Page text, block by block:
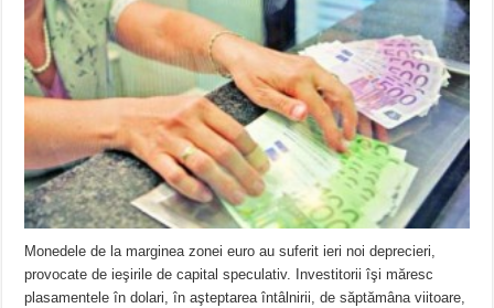
ANUNŢ OPRIRE APĂ în CARANSEBEȘ – 04.08.2026 – avarie – Calea
ANUNŢ OPRIRE APĂ în CARANSEBEȘ avarie
Monedele de la marginea zonei euro au suferit ieri noi deprecieri,
provocate de ieşirile de capital speculativ. Investitorii îşi măresc
plasamentele în dolari, în aşteptarea întâlnirii, de săptămâna viitoare,